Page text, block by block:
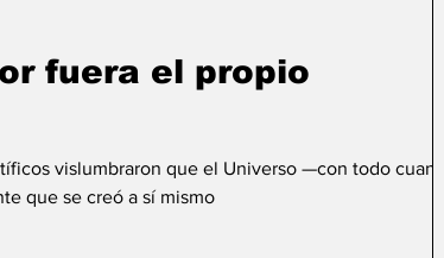
fuera el propio
vislumbraron que el Universo —con todo cuanto
que se creó a sí mismo